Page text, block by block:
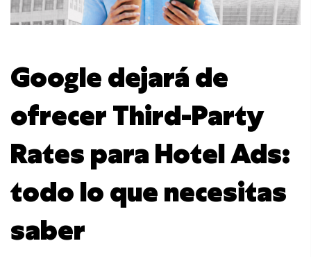
Google dejará de
ofrecer Third-Party
Rates para Hotel Ads:
todo lo que necesitas
saber